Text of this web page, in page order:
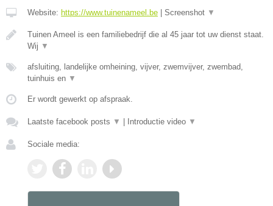
Website: https://www.tuinenameel.be Screenshot ▼
Tuinen Ameel is een familiebedrijf die al 45 jaar tot uw dienst staat.
Wij ▼
afsluiting, landelijke omheining, vijver, zwemvijver, zwembad,
tuinhuis en ▼
Er wordt gewerkt op afspraak.
Laatste facebook posts ▼ Introductie video ▼
Sociale media: